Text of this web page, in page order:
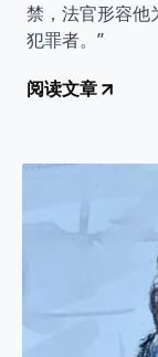
禁，法官形容他
犯罪者。”
阅读文章